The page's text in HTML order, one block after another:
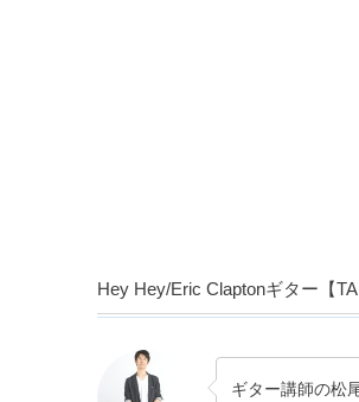
Hey Hey/Eric Claptonギター【
ギター講師の松